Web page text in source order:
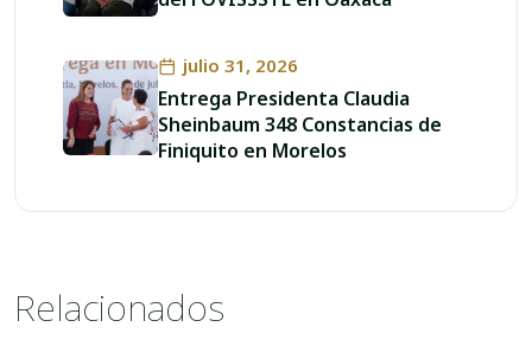
julio 31, 2026
Entrega Presidenta Claudia
Sheinbaum 348 Constancias de
Finiquito en Morelos
Relacionados